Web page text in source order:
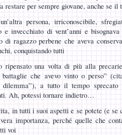
restare per sempre giovane, anche se il
persona, irriconoscibile,
e invecchiato di vent’anni e
di ragazzo perbene che aveva
conquistando tutti
ripensato una volta di più alla
battaglie che avevo vinto o perso”
a tutto il tempo sprecato
Ah, potessi tornare indietro…
in tutti i suoi aspetti e se potete (e
importanza, perché quelle che
voi